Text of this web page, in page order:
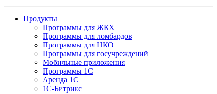
Продукты
Программы для ЖКХ
Программы для ломбардов
Программы для НКО
Программы для госучреждений
Мобильные приложения
Программы 1С
Аренда 1С
1С-Битрикс